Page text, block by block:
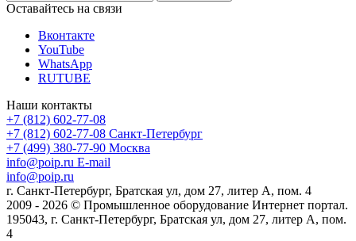
Оставайтесь на связи
Вконтакте
YouTube
WhatsApp
RUTUBE
Наши контакты
+7 (812) 602-77-08
+7 (812) 602-77-08 Санкт-Петербург
+7 (499) 380-77-90 Москва
info@poip.ru E-mail
info@poip.ru
г. Санкт-Петербург, Братская ул, дом 27, литер А, пом. 4
2009 - 2026 © Промышленное оборудование Интернет портал.
195043, г. Санкт-Петербург, Братская ул, дом 27, литер А, пом.
4